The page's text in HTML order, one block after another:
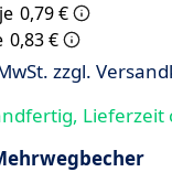
0,83 €
0,79 €
zzgl.
Lieferzeit